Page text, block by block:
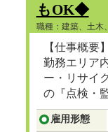
もOK◆
職種：建築、土
【仕事概要】
勤務エリア
ー・リサイ
の『点検・
頂きます。
雇用形態